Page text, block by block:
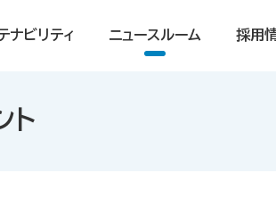
ナビリティ ニュースルーム 採用
ト